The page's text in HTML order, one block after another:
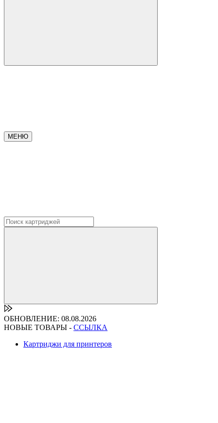
МЕНЮ
ОБНОВЛЕНИЕ: 08.08.2026
НОВЫЕ ТОВАРЫ - ССЫЛКА
Картриджи для принтеров